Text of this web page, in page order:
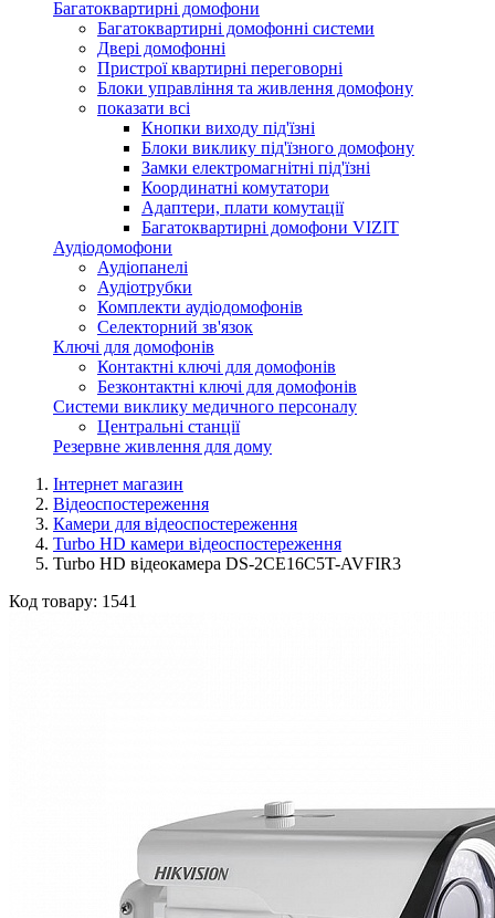
Багатоквартирні домофони
Багатоквартирні домофонні системи
Двері домофонні
Пристрої квартирні переговорні
Блоки управління та живлення домофону
показати всі
Кнопки виходу під'їзні
Блоки виклику під'їзного домофону
Замки електромагнітні під'їзні
Координатні комутатори
Адаптери, плати комутації
Багатоквартирні домофони VIZIT
Аудіодомофони
Аудіопанелі
Аудіотрубки
Комплекти аудіодомофонів
Селекторний зв'язок
Ключі для домофонів
Контактні ключі для домофонів
Безконтактні ключі для домофонів
Системи виклику медичного персоналу
Центральні станції
Резервне живлення для дому
Інтернет магазин
Відеоспостереження
Камери для відеоспостереження
Turbo HD камери відеоспостереження
Turbo HD відеокамера DS-2CE16C5T-AVFIR3
Код товару: 1541